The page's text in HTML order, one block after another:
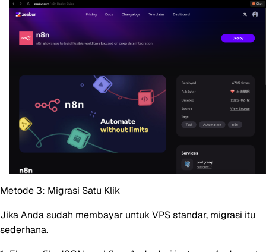
Metode 3: Migrasi Satu Klik
Jika Anda sudah membayar untuk VPS standar, migrasi itu
sederhana.